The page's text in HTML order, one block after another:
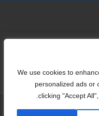
We use cookies to
personalized ads or
clicking "Accept